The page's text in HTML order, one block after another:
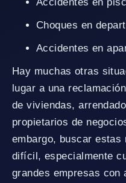
Choques en
Accidentes en
Hay muchas otras
lugar a una
de viviendas,
propietarios de
embargo, buscar estas
difícil, especialmente
grandes empresas con